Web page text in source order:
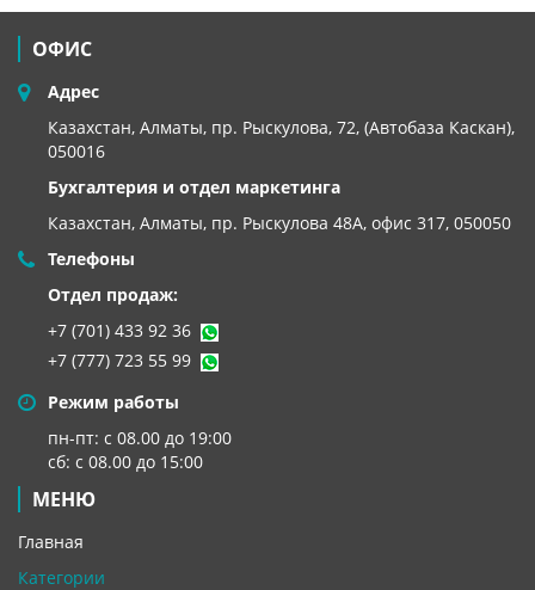
ОФИС
Адрес
Казахстан, Алматы, пр. Рыскулова, 72, (Автобаза Каскан),
050016
Бухгалтерия и отдел маркетинга
Казахстан, Алматы, пр. Рыскулова 48А, офис 317, 050050
Телефоны
Отдел продаж:
+7 (701) 433 92 36
+7 (777) 723 55 99
Режим работы
пн-пт: с 08.00 до 19:00
сб: с 08.00 до 15:00
МЕНЮ
Главная
Категории